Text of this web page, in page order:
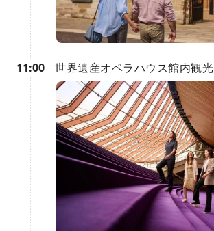
11:00 世界遺産オペラハウス館内観光